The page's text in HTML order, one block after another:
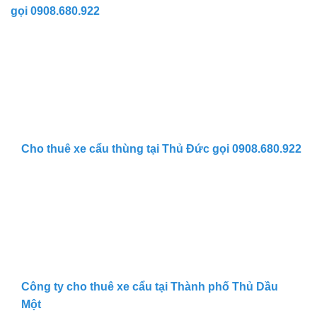
gọi 0908.680.922
Cho thuê xe cẩu thùng tại Thủ Đức gọi 0908.680.922
Công ty cho thuê xe cẩu tại Thành phố Thủ Dầu
Một